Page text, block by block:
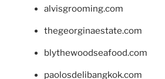
alvisgrooming.com
thegeorginaestate.com
blythewoodseafood.com
paolosdelibangkok.com